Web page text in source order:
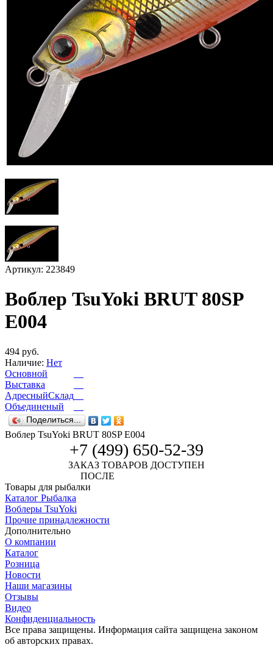
Артикул: 223849
Воблер TsuYoki BRUT 80SP
E004
494 руб.
Наличие: Нет
Основной
Выставка
АдресныйСклад
Объединеный
Поделиться...
Воблер TsuYoki BRUT 80SP E004
+7 (499) 650-52-39
ЗАКАЗ ТОВАРОВ ДОСТУПЕН
ПОСЛЕ
Товары для рыбалки
Каталог Рыбалка
Воблеры TsuYoki
Прочие принадлежности
Дополнительно
О компании
Каталог
Розница
Новости
Наши магазины
Отзывы
Видео
Конфиденциальность
Все права защищены. Информация сайта защищена законом
об авторских правах.